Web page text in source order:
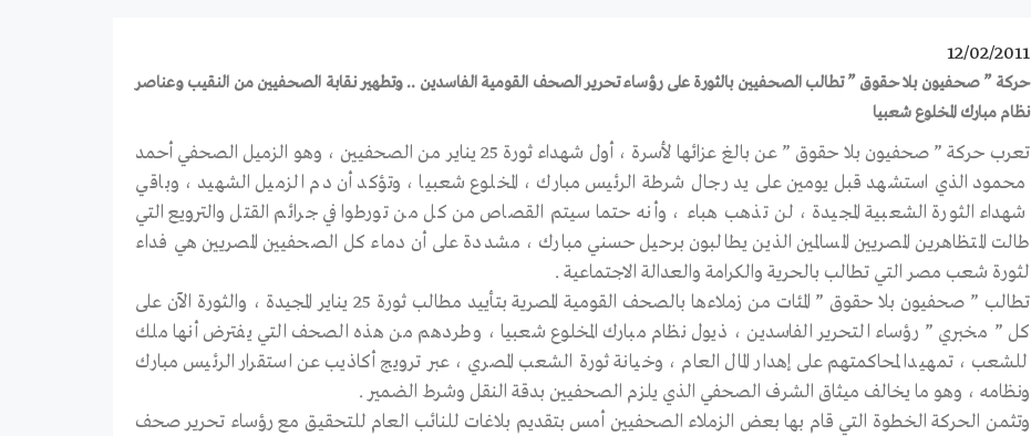
12/02/2011
حركة ” صحفيون بلا حقوق ” تطالب الصحفيين بالثورة على رؤساء تحرير الصحف القومية الفاسدين .. وتطهير نقابة الصحفيين من النقيب وعناصر
نظام مبارك المخلوع شعبيا
تعرب حركة ” صحفيون بلا حقوق ” عن بالغ عزائها لأسرة ، أول شهداء ثورة 25 يناير من الصحفيين ، وهو الزميل الصحفي أحمد
محمود الذي استشهد قبل يومين على يد رجال شرطة الرئيس مبارك ، المخلوع شعبيا ، وتؤكد أن دم الزميل الشهيد ، وباقي
شهداء الثورة الشعبية المجيدة ، لن تذهب هباء ، وأنه حتما سيتم القصاص من كل من تورطوا في جرائم القتل والترويع التي
طالت المتظاهرين المصريين المسالمين الذين يطالبون برحيل حسني مبارك ، مشددة على أن دماء كل الصحفيين المصريين هي فداء
لثورة شعب مصر التي تطالب بالحرية والكرامة والعدالة الاجتماعية .
تطالب ” صحفيون بلا حقوق ” المئات من زملاءها بالصحف القومية المصرية بتأييد مطالب ثورة 25 يناير المجيدة ، والثورة الآن على
كل ” مخبري ” رؤساء التحرير الفاسدين ، ذيول نظام مبارك المخلوع شعبيا ، وطردهم من هذه الصحف التي يفترض أنها ملك
للشعب ، تمهيدا لمحاكمتهم على إهدار المال العام ، وخيانة ثورة الشعب المصري ، عبر ترويج أكاذيب عن استقرار الرئيس مبارك
ونظامه ، وهو ما يخالف ميثاق الشرف الصحفي الذي يلزم الصحفيين بدقة النقل وشرط الضمير .
وتثمن الحركة الخطوة التي قام بها بعض الزملاء الصحفيين أمس بتقديم بلاغات للنائب العام للتحقيق مع رؤساء تحرير صحف